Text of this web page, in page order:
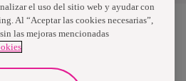
- una compañía global líder en
servicios y soluciones. Nuestro
por el bienestar en beneficio de
el uso del sitio web y ayudar con
Al “Aceptar las cookies necesarias”,
las mejoras mencionadas